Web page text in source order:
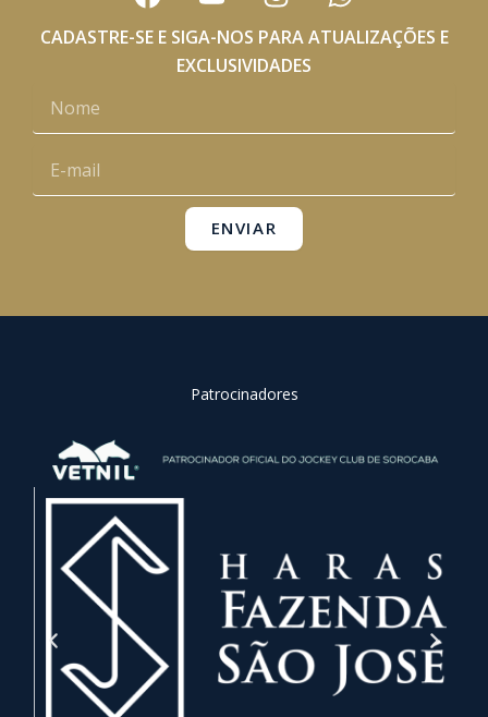
a
c
o
o
u
t
e
n
s
t
r
m
h
a
p
CADASTRE-SE E SIGA-NOS PARA ATUALIZAÇÕES E
EXCLUSIVIDADES
mail
ENVIAR
Patrocinadores